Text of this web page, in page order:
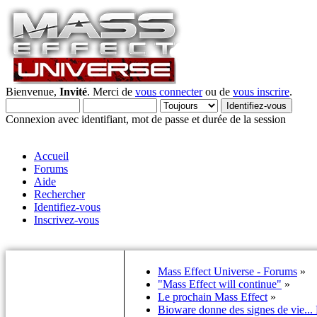
Bienvenue, Invité. Merci de vous connecterou de vous inscrire.
Connexion avec identifiant, mot de passe et durée de la session
Accueil
Forums
Aide
Rechercher
Identifiez-vous
Inscrivez-vous
Mass Effect Universe - Forums »
"Mass Effect will continue" »
Le prochain Mass Effect »
Bioware donne des signes de vie...